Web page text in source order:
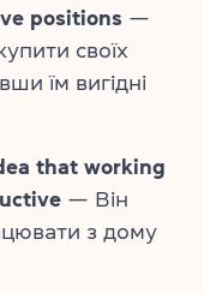
positions —
своїх
їм вигідні
that working
— Він
з дому